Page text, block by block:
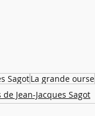
SagotLa grande ourse
Jean-Jacques Sagot